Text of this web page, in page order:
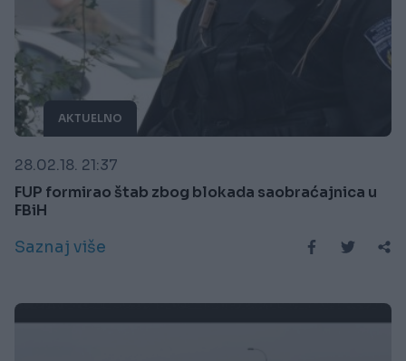
AKTUELNO
28.02.18. 21:37
FUP formirao štab zbog blokada saobraćajnica u
FBiH
Saznaj više